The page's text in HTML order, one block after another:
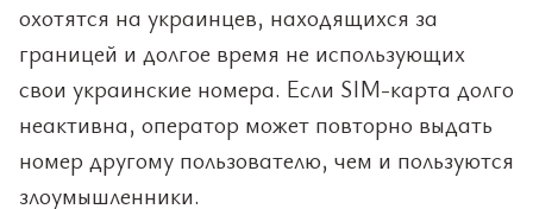
охотятся на украинцев, находящихся за
границей и долгое время не использующих
свои украинские номера. Если SIM-карта долго
неактивна, оператор может повторно выдать
номер другому пользователю, чем и пользуются
злоумышленники.